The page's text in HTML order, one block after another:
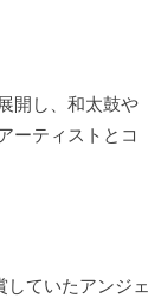
開し、和太鼓や
ーティストとコ
ていたアンジェ